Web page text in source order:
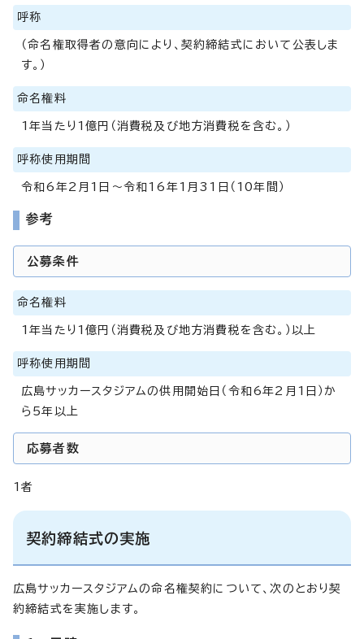
呼称
（命名権取得者の意向により、契約締結式において公表しま
す。）
命名権料
1年当たり1億円（消費税及び地方消費税を含む。）
呼称使用期間
令和6年2月1日～令和16年1月31日（10年間）
参考
公募条件
命名権料
1年当たり1億円（消費税及び地方消費税を含む。）以上
呼称使用期間
広島サッカースタジアムの供用開始日（令和6年2月1日）か
ら5年以上
応募者数
1者
契約締結式の実施
広島サッカースタジアムの命名権契約について、次のとおり契
約締結式を実施します。